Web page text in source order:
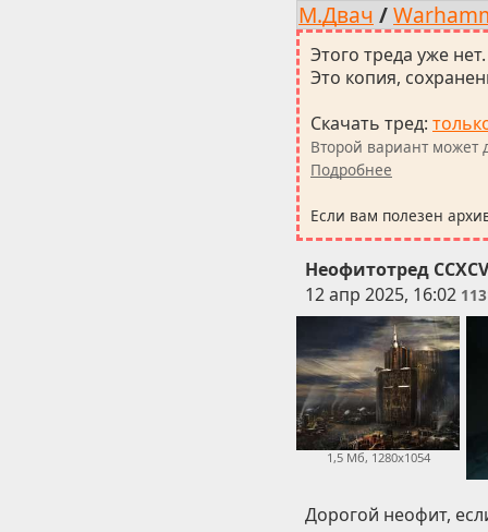
М.Двач /
Этого треда уже нет.
Это копия,
Скачать тред:
Второй вариант может
Подробнее
Если вам полезен
Неофитотред
12 апр 2025, 16:02 113
1,5 Мб, 1280x1054
Дорогой неофит,